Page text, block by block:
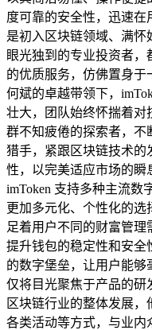
度可靠的安全性，迅速
是初入区块链领域、满怀
眼光独到的专业投资者，
的优质服务，仿佛置身于
何斌的卓越带领下，
壮大，团队始终怀揣着对
群不知疲倦的探索者，不
猎手，紧跟区块链技术的
性，以完美适应市场的瞬
imToken 支持多种主流数
更加多元化、个性化的
足着用户不同的财富管
提升钱包的稳定性和安全
的数字堡垒，让用户能
仅将目光聚焦于产品的研
区块链行业的整体发展
各类活动等方式，与业内